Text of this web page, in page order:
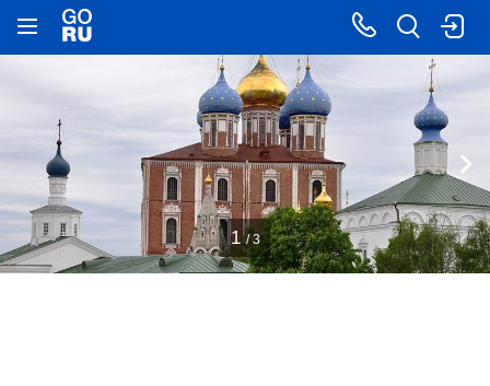
1 / 3